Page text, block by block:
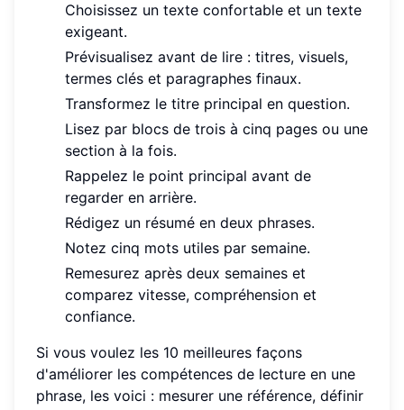
Choisissez un texte confortable et un texte
exigeant.
Prévisualisez avant de lire : titres, visuels,
termes clés et paragraphes finaux.
Transformez le titre principal en question.
Lisez par blocs de trois à cinq pages ou une
section à la fois.
Rappelez le point principal avant de
regarder en arrière.
Rédigez un résumé en deux phrases.
Notez cinq mots utiles par semaine.
Remesurez après deux semaines et
comparez vitesse, compréhension et
confiance.
Si vous voulez les 10 meilleures façons
d'améliorer les compétences de lecture en une
phrase, les voici : mesurer une référence, définir